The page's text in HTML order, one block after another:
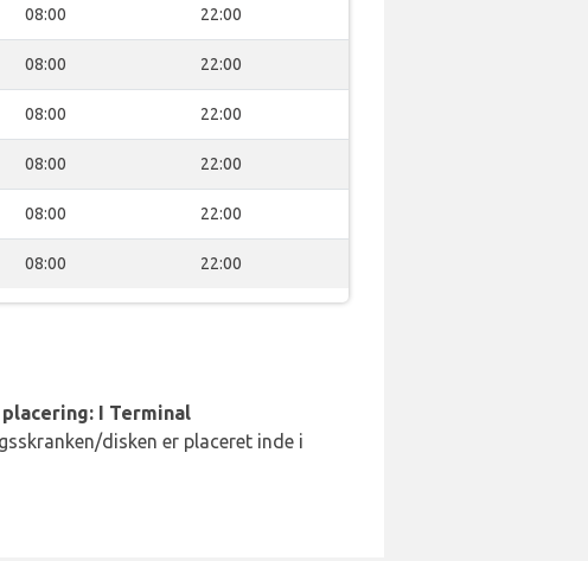
08:00 22:00
08:00 22:00
08:00 22:00
08:00 22:00
08:00 22:00
08:00 22:00
I Terminal
disken er placeret inde i